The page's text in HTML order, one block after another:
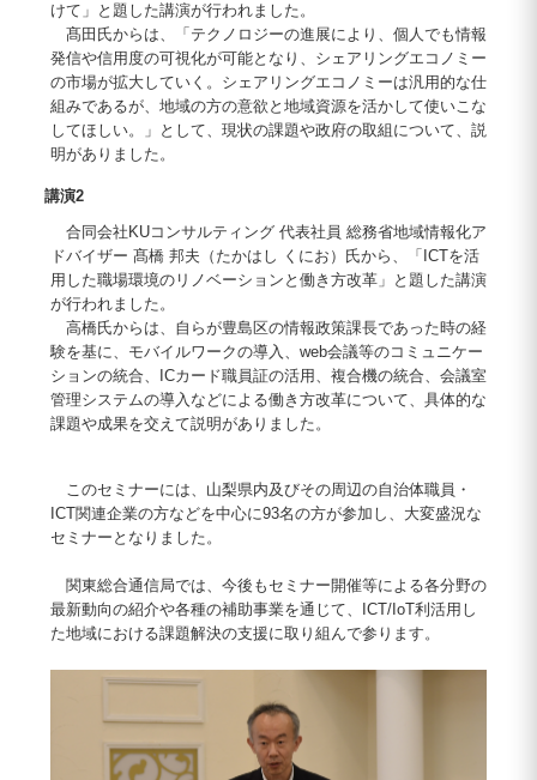
けて」と題した講演が行われました。
髙田氏からは、「テクノロジーの進展により、個人でも情報
発信や信用度の可視化が可能となり、シェアリングエコノミー
の市場が拡大していく。シェアリングエコノミーは汎用的な仕
組みであるが、地域の方の意欲と地域資源を活かして使いこな
してほしい。」として、現状の課題や政府の取組について、説
明がありました。
講演2
合同会社KUコンサルティング 代表社員 総務省地域情報化ア
ドバイザー 髙橋 邦夫（たかはし くにお）氏から、「ICTを活
用した職場環境のリノベーションと働き方改革」と題した講演
が行われました。
高橋氏からは、自らが豊島区の情報政策課長であった時の経
験を基に、モバイルワークの導入、web会議等のコミュニケー
ションの統合、ICカード職員証の活用、複合機の統合、会議室
管理システムの導入などによる働き方改革について、具体的な
課題や成果を交えて説明がありました。
このセミナーには、山梨県内及びその周辺の自治体職員・
ICT関連企業の方などを中心に93名の方が参加し、大変盛況な
セミナーとなりました。
関東総合通信局では、今後もセミナー開催等による各分野の
最新動向の紹介や各種の補助事業を通じて、ICT/IoT利活用し
た地域における課題解決の支援に取り組んで参ります。